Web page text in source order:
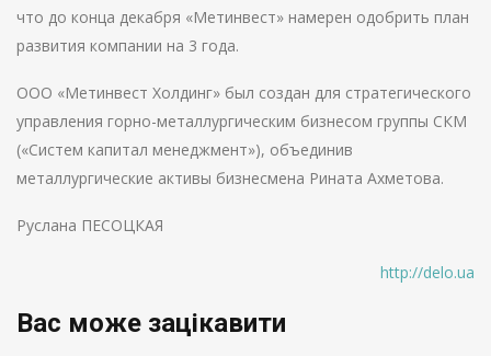
что до конца декабря «Метинвест» намерен одобрить план
развития компании на 3 года.
ООО «Метинвест Холдинг» был создан для стратегического
управления горно-металлургическим бизнесом группы СКМ
(«Систем капитал менеджмент»), объединив
металлургические активы бизнесмена Рината Ахметова.
Руслана ПЕСОЦКАЯ
http://delo.ua
Вас може зацікавити